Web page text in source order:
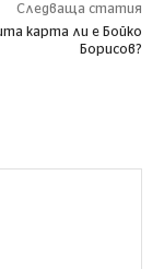
Следваща статия
карта ли е Бойко
Борисов?